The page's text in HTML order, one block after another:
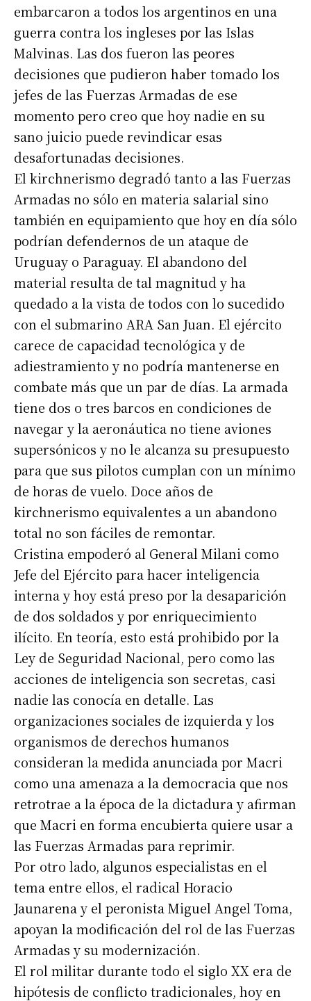
embarcaron a todos los argentinos en una
guerra contra los ingleses por las Islas
Malvinas. Las dos fueron las peores
decisiones que pudieron haber tomado los
jefes de las Fuerzas Armadas de ese
momento pero creo que hoy nadie en su
sano juicio puede revindicar esas
desafortunadas decisiones.
El kirchnerismo degradó tanto a las Fuerzas
Armadas no sólo en materia salarial sino
también en equipamiento que hoy en día sólo
podrían defendernos de un ataque de
Uruguay o Paraguay. El abandono del
material resulta de tal magnitud y ha
quedado a la vista de todos con lo sucedido
con el submarino ARA San Juan. El ejército
carece de capacidad tecnológica y de
adiestramiento y no podría mantenerse en
combate más que un par de días. La armada
tiene dos o tres barcos en condiciones de
navegar y la aeronáutica no tiene aviones
supersónicos y no le alcanza su presupuesto
para que sus pilotos cumplan con un mínimo
de horas de vuelo. Doce años de
kirchnerismo equivalentes a un abandono
total no son fáciles de remontar.
Cristina empoderó al General Milani como
Jefe del Ejército para hacer inteligencia
interna y hoy está preso por la desaparición
de dos soldados y por enriquecimiento
ilícito. En teoría, esto está prohibido por la
Ley de Seguridad Nacional, pero como las
acciones de inteligencia son secretas, casi
nadie las conocía en detalle. Las
organizaciones sociales de izquierda y los
organismos de derechos humanos
consideran la medida anunciada por Macri
como una amenaza a la democracia que nos
retrotrae a la época de la dictadura y afirman
que Macri en forma encubierta quiere usar a
las Fuerzas Armadas para reprimir.
Por otro lado, algunos especialistas en el
tema entre ellos, el radical Horacio
Jaunarena y el peronista Miguel Angel Toma,
apoyan la modificación del rol de las Fuerzas
Armadas y su modernización.
El rol militar durante todo el siglo XX era de
hipótesis de conflicto tradicionales, hoy en